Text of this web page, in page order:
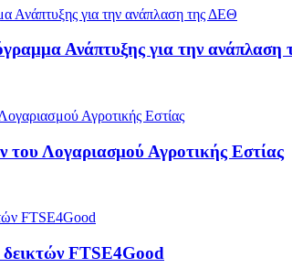
Ανάπτυξης για την ανάπλαση
Λογαριασμού Αγροτικής Εστίας
δεικτών FTSE4Good